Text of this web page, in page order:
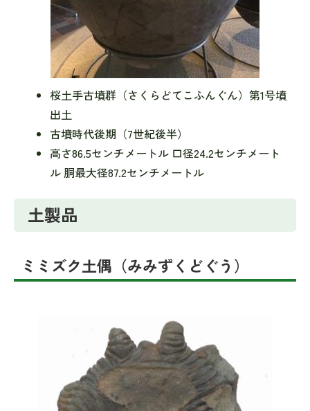
桜土手古墳群（さくらどてこふんぐん）第1号墳
出土
古墳時代後期（7世紀後半）
高さ86.5センチメートル 口径24.2センチメート
ル 胴最大径87.2センチメートル
土製品
ミミズク土偶（みみずくどぐう）